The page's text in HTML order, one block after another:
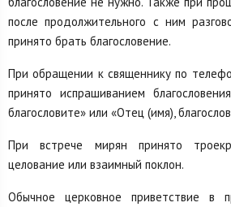
после продолжительного с ним
принято брать благословение.
При обращении к священнику по
принято испрашиванием
благословите» или «Отец (имя),
При встрече мирян принято
целование или взаимный поклон.
Обычное церковное приветствие в